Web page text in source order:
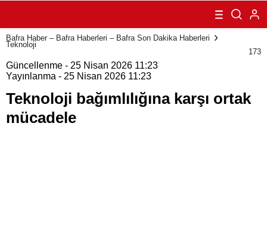
karşı ortak
mücadele
Bafra Haber – Bafra Haberleri – Bafra Son Dakika Haberleri
Teknoloji
173
Güncellenme - 25 Nisan 2026 11:23
Yayınlanma - 25 Nisan 2026 11:23
Teknoloji bağımlılığına karşı ortak
mücadele